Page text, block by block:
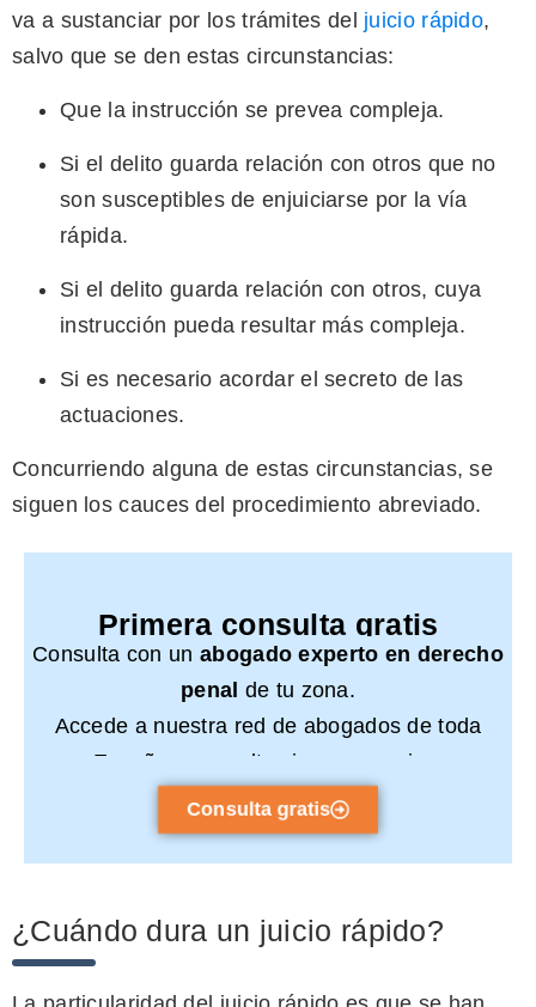
va a sustanciar por los trámites del juicio rápido,
salvo que se den estas circunstancias:
Que la instrucción se prevea compleja.
Si el delito guarda relación con otros que no
son susceptibles de enjuiciarse por la vía
rápida.
Si el delito guarda relación con otros, cuya
instrucción pueda resultar más compleja.
Si es necesario acordar el secreto de las
actuaciones.
Concurriendo alguna de estas circunstancias, se
siguen los cauces del procedimiento abreviado.
Primera consulta gratis
Consulta con un abogado experto en derecho
penal de tu zona.
Accede a nuestra red de abogados de toda
España y consulta sin compromiso.
Consulta gratis
¿Cuándo dura un juicio rápido?